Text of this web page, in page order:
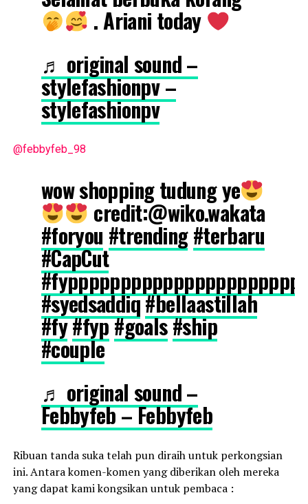
. Ariani today
♬ original sound –
stylefashionpv –
stylefashionpv
@febbyfeb_98
wow shopping tudung ye
credit:@wiko.wakata
#foryou #trending#terbaru
#CapCut
#syedsaddiq#bellaastillah
#fy#fyp#goals#ship
#couple
♬ original sound –
Febbyfeb – Febbyfeb
Ribuan tanda suka telah pun diraih untuk perkongsian
ini. Antara komen-komen yang diberikan oleh mereka
yang dapat kami kongsikan untuk pembaca :